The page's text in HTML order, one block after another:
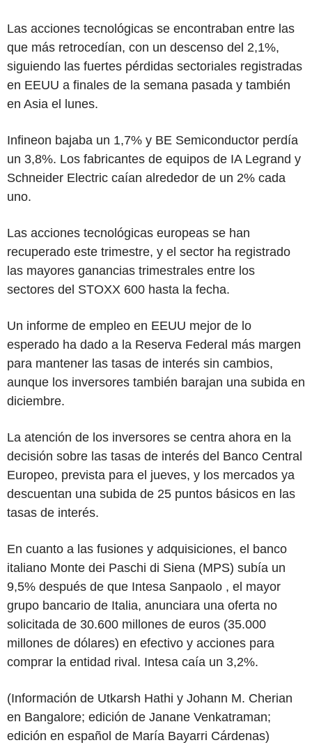
Las acciones tecnológicas se encontraban entre las
que más retrocedían, con un descenso del 2,1%,
siguiendo las fuertes pérdidas sectoriales registradas
en EEUU a finales de la semana pasada y también
en Asia el lunes.
Infineon bajaba un 1,7% y BE Semiconductor perdía
un 3,8%. Los fabricantes de equipos de IA Legrand y
Schneider Electric caían alrededor de un 2% cada
uno.
Las acciones tecnológicas europeas se han
recuperado este trimestre, y el sector ha registrado
las mayores ganancias trimestrales entre los
sectores del STOXX 600 hasta la fecha.
Un informe de empleo en EEUU mejor de lo
esperado ha dado a la Reserva Federal más margen
para mantener las tasas de interés sin cambios,
aunque los inversores también barajan una subida en
diciembre.
La atención de los inversores se centra ahora en la
decisión sobre las tasas de interés del Banco Central
Europeo, prevista para el jueves, y los mercados ya
descuentan una subida de 25 puntos básicos en las
tasas de interés.
En cuanto a las fusiones y adquisiciones, el banco
italiano Monte dei Paschi di Siena (MPS) subía un
9,5% después de que Intesa Sanpaolo , el mayor
grupo bancario de Italia, anunciara una oferta no
solicitada de 30.600 millones de euros (35.000
millones de dólares) en efectivo y acciones para
comprar la entidad rival. Intesa caía un 3,2%.
(Información de Utkarsh Hathi y Johann M. Cherian
en Bangalore; edición de Janane Venkatraman;
edición en español de María Bayarri Cárdenas)